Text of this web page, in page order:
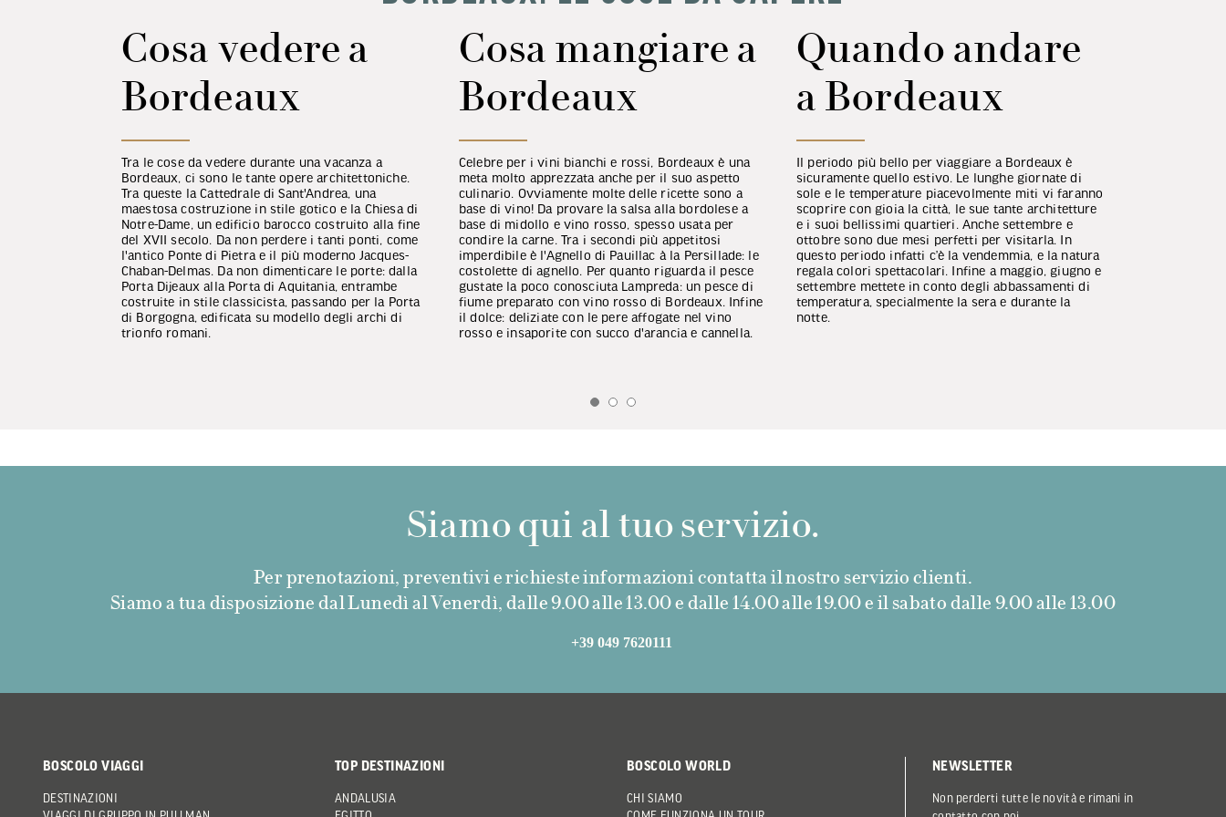
Cosa vedere a
Bordeaux
Tra le cose da vedere durante una vacanza a
Bordeaux, ci sono le tante opere architettoniche.
Tra queste la Cattedrale di Sant'Andrea, una
maestosa costruzione in stile gotico e la Chiesa di
Notre-Dame, un edificio barocco costruito alla fine
del XVII secolo. Da non perdere i tanti ponti, come
l'antico Ponte di Pietra e il più moderno Jacques-
Chaban-Delmas. Da non dimenticare le porte: dalla
Porta Dijeaux alla Porta di Aquitania, entrambe
costruite in stile classicista, passando per la Porta
di Borgogna, edificata su modello degli archi di
trionfo romani.
Cosa mangiare a
Bordeaux
Celebre per i vini bianchi e rossi, Bordeaux è una
meta molto apprezzata anche per il suo aspetto
culinario. Ovviamente molte delle ricette sono a
base di vino! Da provare la salsa alla bordolese a
base di midollo e vino rosso, spesso usata per
condire la carne. Tra i secondi più appetitosi
imperdibile è l'Agnello di Pauillac à la Persillade: le
costolette di agnello. Per quanto riguarda il pesce
gustate la poco conosciuta Lampreda: un pesce di
fiume preparato con vino rosso di Bordeaux. Infine
il dolce: deliziate con le pere affogate nel vino
rosso e insaporite con succo d'arancia e cannella.
Quando andare
a Bordeaux
Il periodo più bello per viaggiare a Bordeaux è
sicuramente quello estivo. Le lunghe giornate di
sole e le temperature piacevolmente miti vi faranno
scoprire con gioia la città, le sue tante architetture
e i suoi bellissimi quartieri. Anche settembre e
ottobre sono due mesi perfetti per visitarla. In
questo periodo infatti c’è la vendemmia, e la natura
regala colori spettacolari. Infine a maggio, giugno e
settembre mettete in conto degli abbassamenti di
temperatura, specialmente la sera e durante la
notte.
Siamo qui al tuo servizio.
Per prenotazioni, preventivi e richieste informazioni contatta il nostro servizio clienti.
Siamo a tua disposizione dal Lunedì al Venerdì, dalle 9.00 alle 13.00 e dalle 14.00 alle 19.00 e il sabato dalle 9.00 alle 13.00
+39 049 7620111
BOSCOLO VIAGGI
DESTINAZIONI
TOP DESTINAZIONI
ANDALUSIA
BOSCOLO WORLD
CHI SIAMO
NEWSLETTER
Non perderti tutte le novità e rimani in